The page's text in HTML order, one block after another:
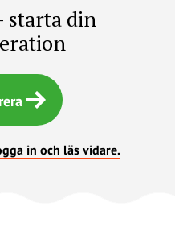
starta din
in och läs vidare.